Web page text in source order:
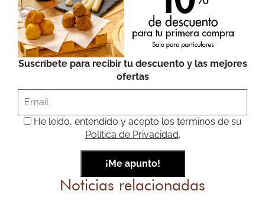
Suscríbete para recibir tu descuento y las mejores
ofertas
He leído, entendido y acepto los términos de su
Política de Privacidad.
Noticias relacionadas